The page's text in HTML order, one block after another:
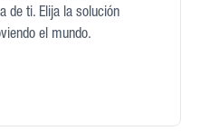
de ti. Elija la solución
el mundo.